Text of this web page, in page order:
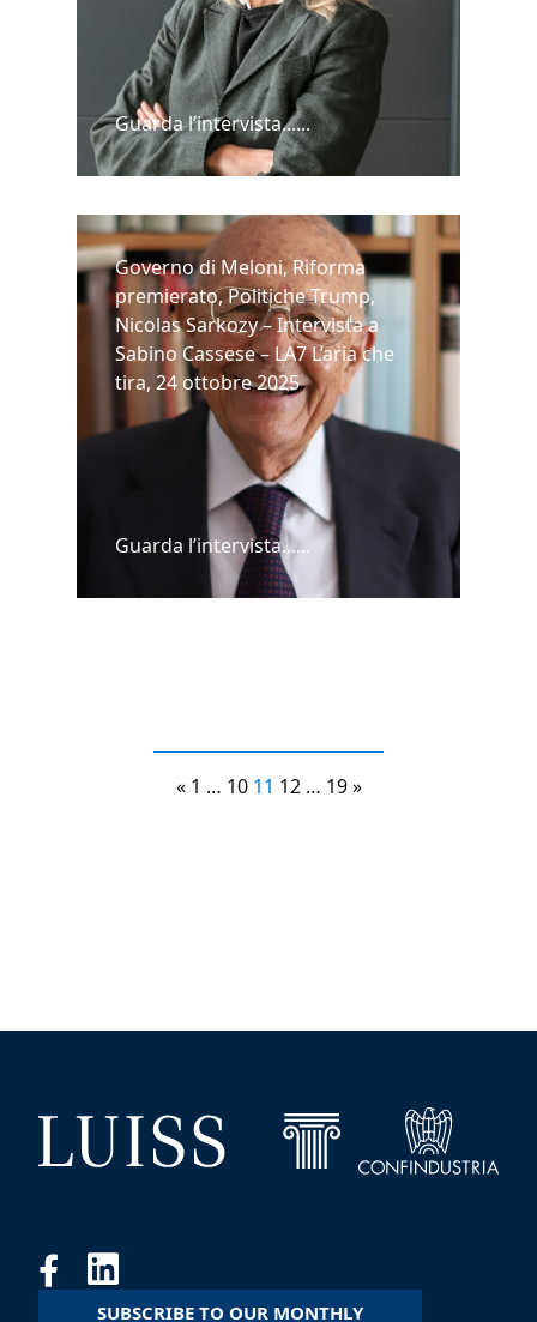
Guarda l’intervista......
Governo di Meloni, Riforma
premierato, Politiche Trump,
Nicolas Sarkozy – Intervista a
Sabino Cassese – LA7 L’aria che
tira, 24 ottobre 2025
Guarda l’intervista......
« 1 … 10 11 12 … 19 »
SUBSCRIBE TO OUR MONTHLY